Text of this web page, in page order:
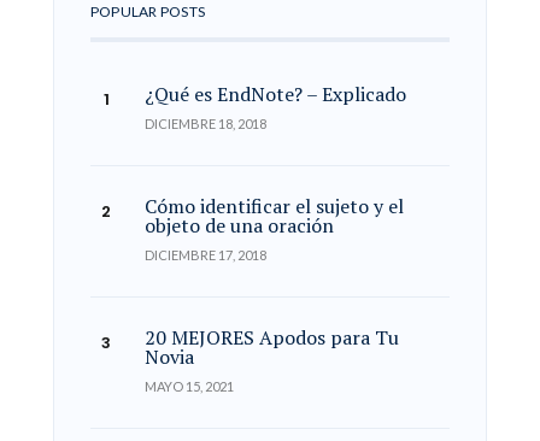
POPULAR POSTS
¿Qué es EndNote? – Explicado
DICIEMBRE 18, 2018
Cómo identificar el sujeto y el
objeto de una oración
DICIEMBRE 17, 2018
20 MEJORES Apodos para Tu
Novia
MAYO 15, 2021